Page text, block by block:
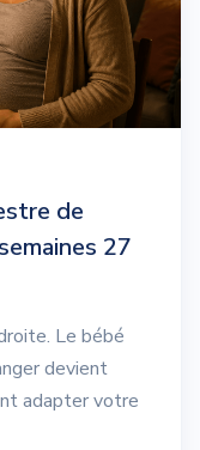
de
27
Le bébé
devient
adapter votre